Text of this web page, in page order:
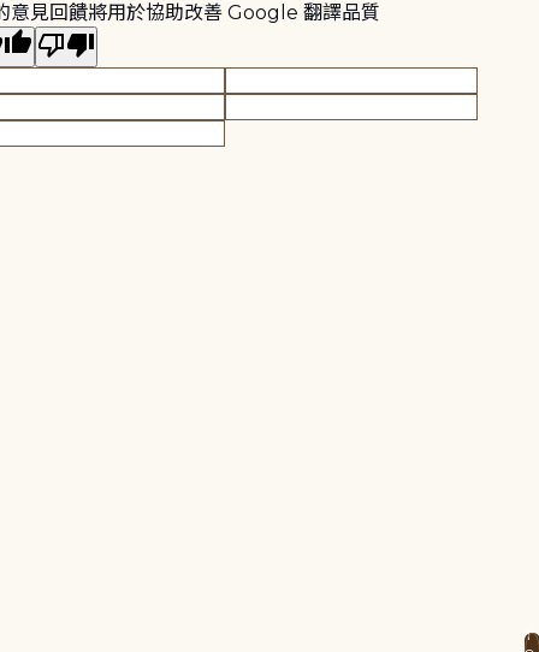
意見回饋將用於協助改善 Google 翻譯品質